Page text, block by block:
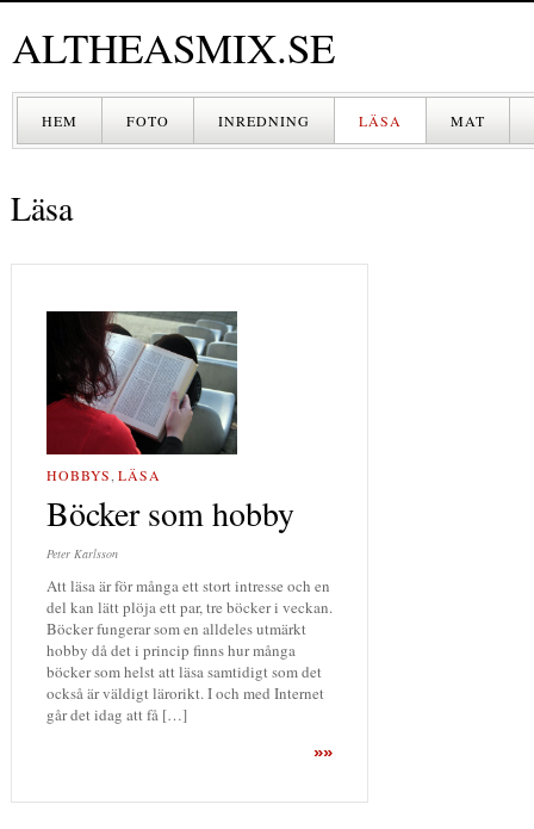
ALTHEASMIX.SE
HEM FOTO INREDNING LÄSA MAT
Läsa
HOBBYS, LÄSA
Böcker som hobby
Peter Karlsson
Att läsa är för många ett stort intresse och en
del kan lätt plöja ett par, tre böcker i veckan.
Böcker fungerar som en alldeles utmärkt
hobby då det i princip finns hur många
böcker som helst att läsa samtidigt som det
också är väldigt lärorikt. I och med Internet
går det idag att få […]
»»